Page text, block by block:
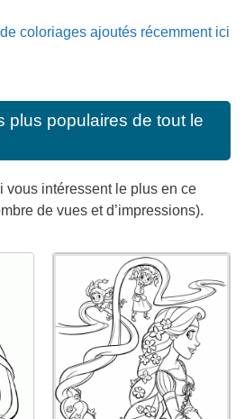
coloriages ajoutés récemment ici
plus populaires de tout le
vous intéressent le plus en ce
de vues et d’impressions).